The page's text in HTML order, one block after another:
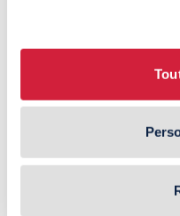
Top Aces Achieves
Training Excellence
News, Montreal, avril 27,
Montreal, April 27, 2018 –